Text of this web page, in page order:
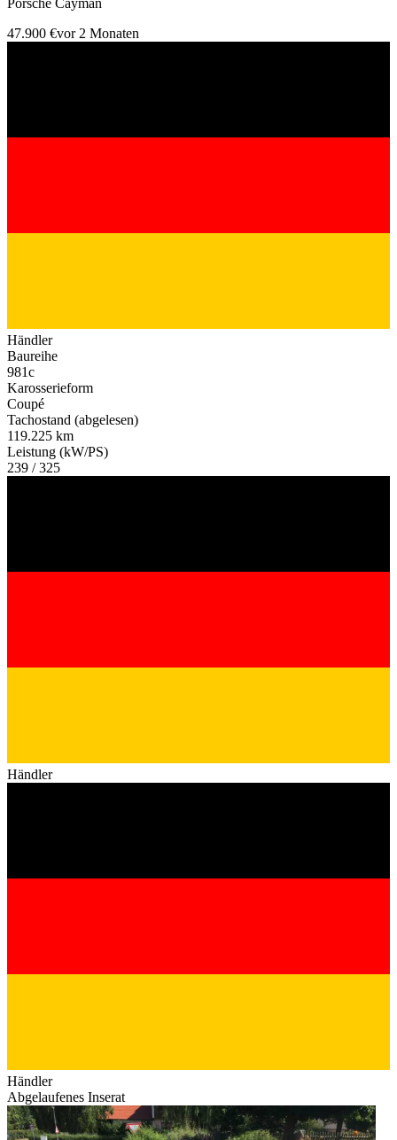
Porsche Cayman
47.900 €vor 2 Monaten
Händler
Baureihe
981c
Karosserieform
Coupé
Tachostand (abgelesen)
119.225 km
Leistung (kW/PS)
239 / 325
Händler
Händler
Abgelaufenes Inserat